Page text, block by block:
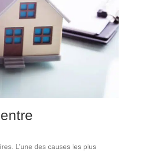
L’une des causes les plus